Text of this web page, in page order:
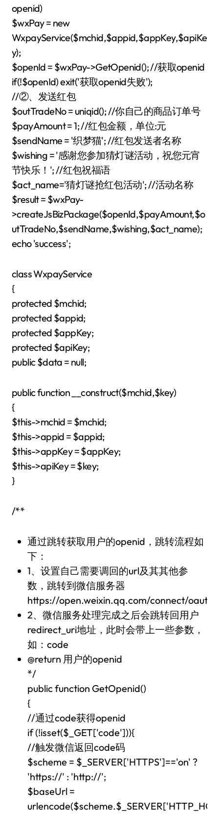
openid)
$wxPay = new
WxpayService($mchid,$appid,$appKey,$apiKe
y);
$openId = $wxPay->GetOpenid(); //获取openid
if(!$openId) exit('获取openid失败');
//②、发送红包
$outTradeNo = uniqid(); //你自己的商品订单号
$payAmount = 1; //红包金额，单位:元
$sendName = '织梦猫'; //红包发送者名称
$wishing = '感谢您参加猜灯谜活动，祝您元宵
节快乐！'; //红包祝福语
$act_name='猜灯谜抢红包活动'; //活动名称
$result = $wxPay-
>createJsBizPackage($openId,$payAmount,$o
utTradeNo,$sendName,$wishing,$act_name);
echo 'success';
class WxpayService
{
protected $mchid;
protected $appid;
protected $appKey;
protected $apiKey;
public $data = null;
public function __construct($mchid,$key)
{
$this->mchid = $mchid;
$this->appid = $appid;
$this->appKey = $appKey;
$this->apiKey = $key;
}
/**
通过跳转获取用户的openid，跳转流程如
下：
1、设置自己需要调回的url及其其他参
数，跳转到微信服务器
https://open.weixin.qq.com/connect/
2、微信服务处理完成之后会跳转回用户
redirect_uri地址，此时会带上一些参数，
如：code
@return 用户的openid
*/
public function GetOpenid()
{
//通过code获得openid
if (!isset($_GET['code'])){
//触发微信返回code码
$scheme = $_SERVER['HTTPS']=='on' ?
'https://' : 'http://';
$baseUrl =